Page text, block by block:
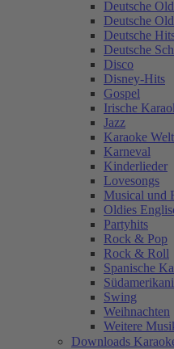
Deutsche
Deutsche
Deutsche
Deutsche
Disco
Disney-Hits
Gospel
Irische
Jazz
Karaoke
Karneval
Kinderlieder
Lovesongs
Musical und
Oldies
Partyhits
Rock & Pop
Rock & Roll
Spanische
Swing
Weihnachten
Weitere
Downloads